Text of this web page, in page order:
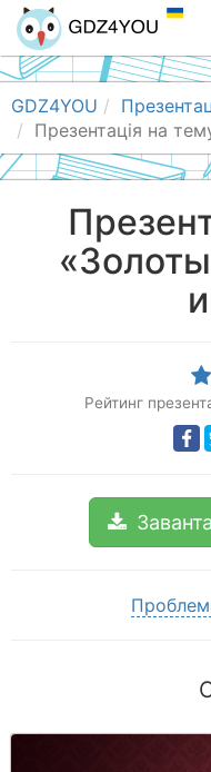
GDZ4YOU
Презентація на
Рейтинг